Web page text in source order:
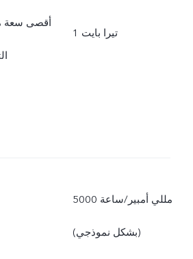
أقصى سعة
1 تيرا بايت
5000 مللي أمبير/ساعة
(بشكل نموذجي)